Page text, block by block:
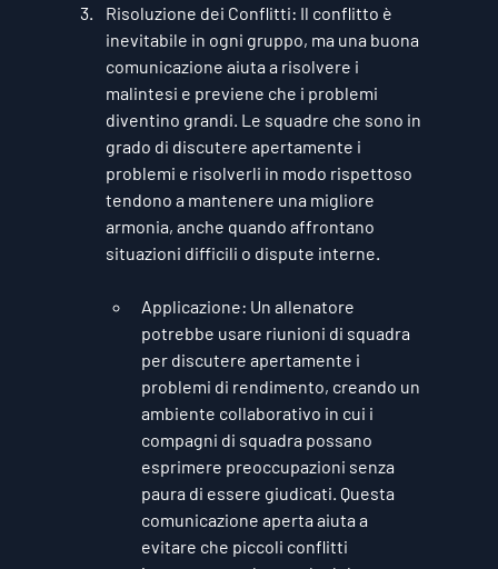
Risoluzione dei Conflitti: Il conflitto è
inevitabile in ogni gruppo, ma una buona
comunicazione aiuta a risolvere i
malintesi e previene che i problemi
diventino grandi. Le squadre che sono in
grado di discutere apertamente i
problemi e risolverli in modo rispettoso
tendono a mantenere una migliore
armonia, anche quando affrontano
situazioni difficili o dispute interne.
Applicazione: Un allenatore
potrebbe usare riunioni di squadra
per discutere apertamente i
problemi di rendimento, creando un
ambiente collaborativo in cui i
compagni di squadra possano
esprimere preoccupazioni senza
paura di essere giudicati. Questa
comunicazione aperta aiuta a
evitare che piccoli conflitti